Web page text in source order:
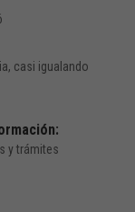
casi igualando
y trámites